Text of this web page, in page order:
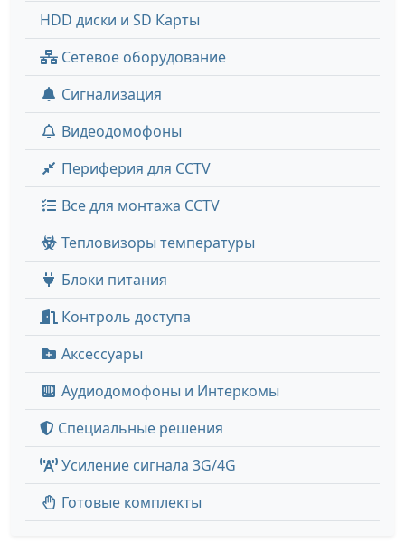
HDD диски и SD Карты
Сетевое оборудование
Сигнализация
Видеодомофоны
Периферия для CCTV
Все для монтажа CCTV
Тепловизоры температуры
Блоки питания
Контроль доступа
Аксессуары
Аудиодомофоны и Интеркомы
Специальные решения
Усиление сигнала 3G/4G
Готовые комплекты